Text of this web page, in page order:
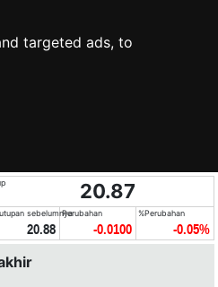
targeted ads, to
20.87
sebelumnya
20.88
Perubahan
-0.0100
%Perubahan
-0.05%